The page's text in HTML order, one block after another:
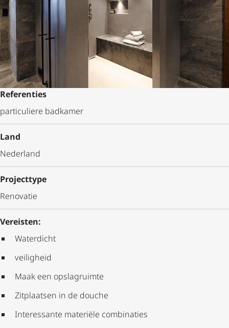
Referenties
particuliere badkamer
Land
Nederland
Projecttype
Renovatie
Vereisten:
Waterdicht
veiligheid
Maak een opslagruimte
Zitplaatsen in de douche
Interessante materiële combinaties